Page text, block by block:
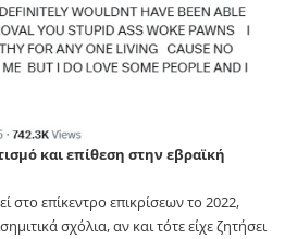
και επίθεση στην εβραϊκή
στο επίκεντρο επικρίσεων το 2022,
σχόλια, αν και τότε είχε ζητήσει